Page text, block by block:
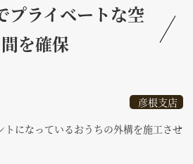
プライベートな空
間を確保
彦根支店
トになっているおうちの外構を施工させ